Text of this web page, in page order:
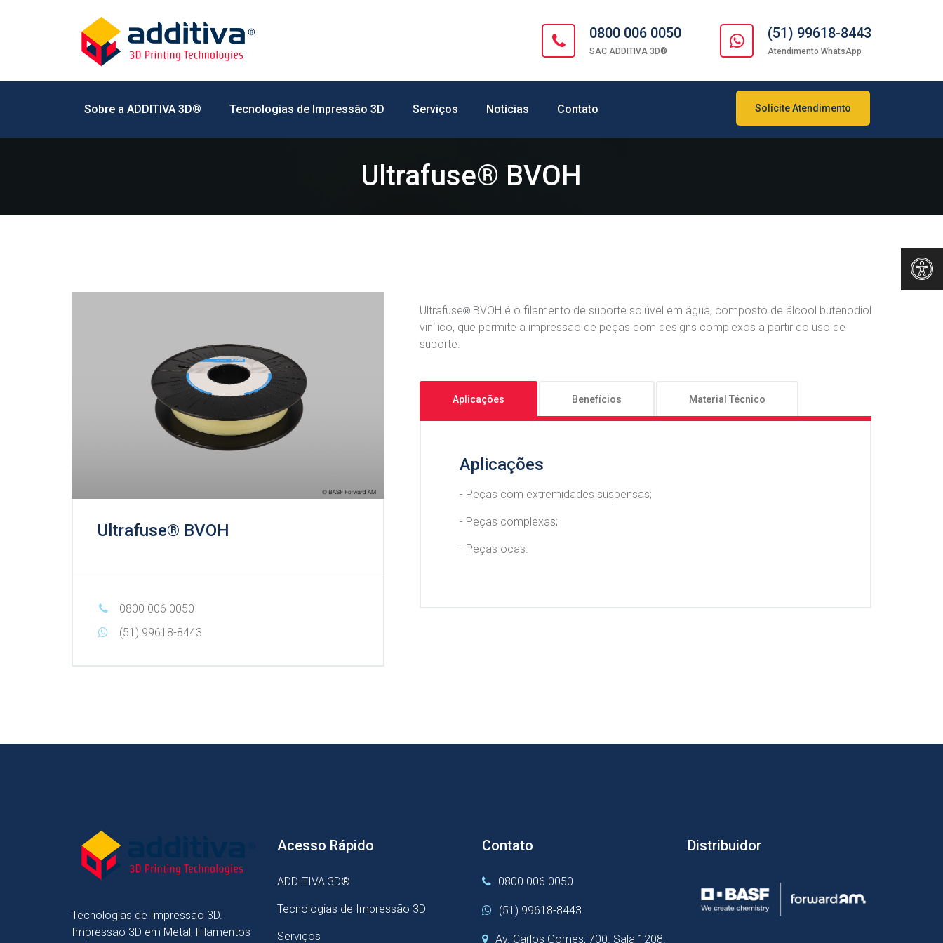
0800 006 0050
SAC ADDITIVA 3D®
(51) 99618-8443
Atendimento WhatsApp
Sobre a ADDITIVA 3D® Tecnologias de Impressão 3D Serviços Notícias Contato Solicite Atendimento
Ultrafuse® BVOH
Ultrafuse® BVOH
0800 006 0050
(51) 99618-8443
Ultrafuse®BVOH é o filamento de suporte solúvel em água, composto de álcool butenodiol
vinílico, que permite a impressão de peças com designs complexos a partir do uso de
suporte.
Aplicações Benefícios Material Técnico
Aplicações
- Peças com extremidades suspensas;
- Peças complexas;
- Peças ocas.
Tecnologias de Impressão 3D.
Impressão 3D em Metal, Filamentos
Acesso Rápido
ADDITIVA 3D®
Tecnologias de Impressão 3D
Serviços
Contato
0800 006 0050
(51) 99618-8443
Av. Carlos Gomes, 700. Sala 1208.
Distribuidor